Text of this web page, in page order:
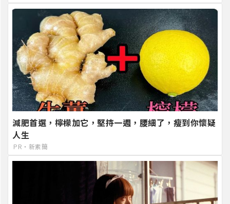
減肥首選，檸檬加它，堅持一週，腰細了，瘦到你懷疑
人生
PR・新素簡